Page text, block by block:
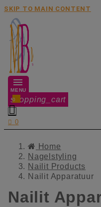
SKIP TO MAIN CONTENT
MENU
shopping_cart
0

 0
Home
Nagelstyling
Nailit Products
Nailit Apparatuur
Nailit